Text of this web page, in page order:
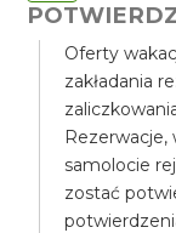
Oferty
zakładania
samolocie
zostać